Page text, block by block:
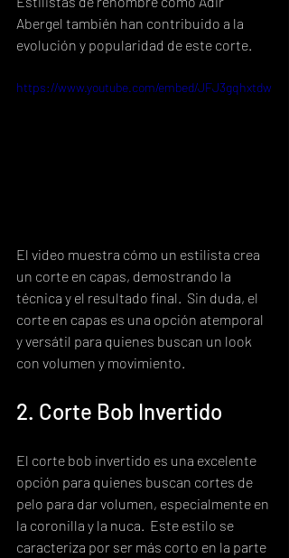
Abergel también han contribuido a la
evolución y popularidad de este corte.
https://www.youtube.com/embed/JFJ3gqhxtdw
El video muestra cómo un estilista crea
un corte en capas, demostrando la
técnica y el resultado final.  Sin duda, el
corte en capas es una opción atemporal
y versátil para quienes buscan un look
con volumen y movimiento.
2. Corte Bob Invertido
El corte bob invertido es una excelente
opción para quienes buscan cortes de
pelo para dar volumen, especialmente en
la coronilla y la nuca.  Este estilo se
caracteriza por ser más corto en la parte